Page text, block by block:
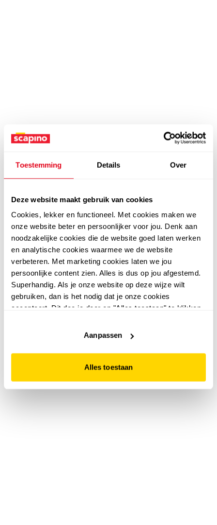
Toestemming Details Over
Deze website maakt gebruik van cookies
Cookies, lekker en functioneel. Met cookies maken we
onze website beter en persoonlijker voor jou. Denk aan
noodzakelijke cookies die de website goed laten werken
en analytische cookies waarmee we de website
verbeteren. Met marketing cookies laten we jou
persoonlijke content zien. Alles is dus op jou afgestemd.
Superhandig. Als je onze website op deze wijze wilt
gebruiken, dan is het nodig dat je onze cookies
accepteert. Dit doe je door op "Alles toestaan" te klikken.
website niet optimaal functioneert.
Aanpassen
Alles toestaan